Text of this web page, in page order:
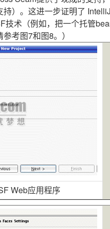
）。这进一步证明了
术（例如，把一个托管
考图7和图8。）
Web应用程序